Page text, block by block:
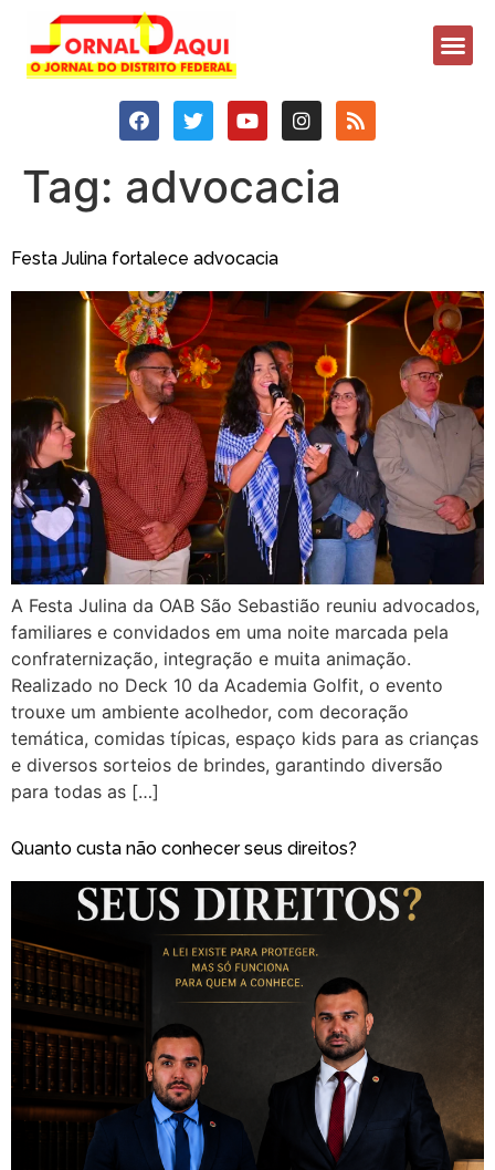
Tag: advocacia
Festa Julina fortalece advocacia
A Festa Julina da OAB São Sebastião reuniu advocados,
familiares e convidados em uma noite marcada pela
confraternização, integração e muita animação.
Realizado no Deck 10 da Academia Golfit, o evento
trouxe um ambiente acolhedor, com decoração
temática, comidas típicas, espaço kids para as crianças
e diversos sorteios de brindes, garantindo diversão
para todas as […]
Quanto custa não conhecer seus direitos?